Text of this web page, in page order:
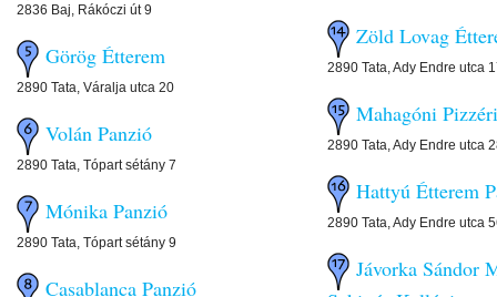
2836 Baj, Rákóczi út 9
Görög Étterem
2890 Tata, Váralja utca 20
Volán Panzió
2890 Tata, Tópart sétány 7
Mónika Panzió
2890 Tata, Tópart sétány 9
Casablanca Panzió
Zöld Lovag
2890 Tata, Ady Endre utca
Mahagóni
2890 Tata, Ady Endre utca
Hattyú Étterem
2890 Tata, Ady Endre utca
Jávorka Sándor